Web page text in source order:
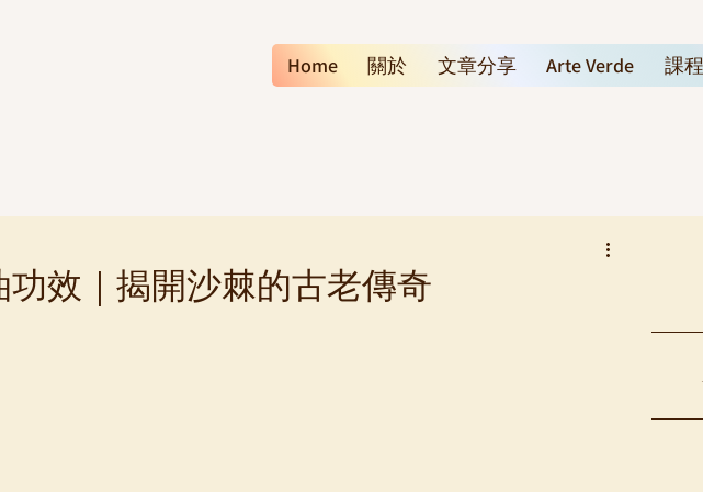
Home 關於 文章分享 Arte Verde 課
功效｜揭開沙棘的古老傳奇